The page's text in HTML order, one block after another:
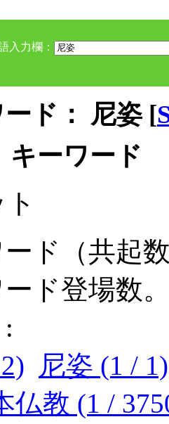
入力欄：
ド： 尼姿 [
キーワード
ド（共起
ド登場数
尼姿 (1 / 1)
仏教 (1 /